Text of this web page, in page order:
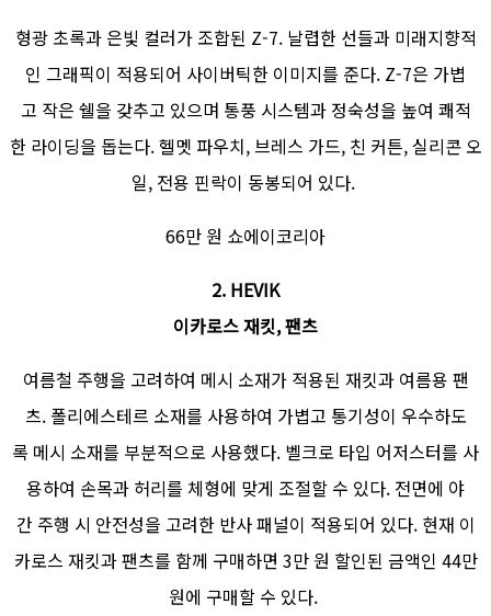
형광 초록과 은빛 컬러가 조합된 Z-7. 날렵한 선들과 미래지향적
인 그래픽이 적용되어 사이버틱한 이미지를 준다. Z-7은 가볍
고 작은 쉘을 갖추고 있으며 통풍 시스템과 정숙성을 높여 쾌적
한 라이딩을 돕는다. 헬멧 파우치, 브레스 가드, 친 커튼, 실리콘 오
일, 전용 핀락이 동봉되어 있다.
66만 원 쇼에이코리아
2. HEVIK
이카로스 재킷, 팬츠
여름철 주행을 고려하여 메시 소재가 적용된 재킷과 여름용 팬
츠. 폴리에스테르 소재를 사용하여 가볍고 통기성이 우수하도
록 메시 소재를 부분적으로 사용했다. 벨크로 타입 어저스터를 사
용하여 손목과 허리를 체형에 맞게 조절할 수 있다. 전면에 야
간 주행 시 안전성을 고려한 반사 패널이 적용되어 있다. 현재 이
카로스 재킷과 팬츠를 함께 구매하면 3만 원 할인된 금액인 44만
원에 구매할 수 있다.